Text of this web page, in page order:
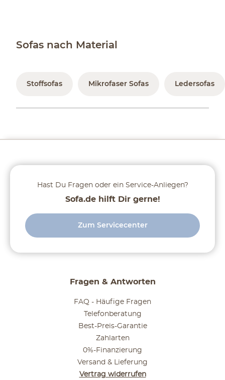
Sofas nach Material
Stoffsofas Mikrofaser Sofas Ledersofas
Fragen & Antworten
FAQ - Häufige Fragen
Telefonberatung
Best-Preis-Garantie
Zahlarten
0%-Finanzierung
Versand & Lieferung
Vertrag widerrufen
Hast Du Fragen oder ein Service-Anliegen?
Sofa.de hilft Dir gerne!
Zum Servicecenter